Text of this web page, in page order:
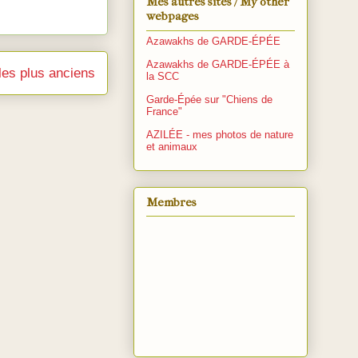
plus anciens
webpages
Azawakhs de GARDE-ÉPÉE
Azawakhs de GARDE-ÉPÉE à
la SCC
Garde-Épée sur "Chiens de
France"
AZILÉE - mes photos de nature
et animaux
Membres